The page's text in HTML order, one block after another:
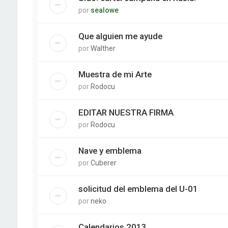
por sealowe
Que alguien me ayude
porWalther
Muestra de mi Arte
por Rodocu
EDITAR NUESTRA FIRMA
por Rodocu
Nave y emblema
porCuberer
solicitud del emblema del U-01
porneko